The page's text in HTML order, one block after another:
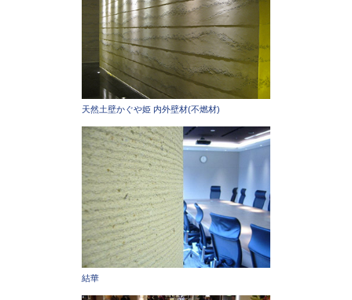
天然土壁かぐや姫 内外壁材(不燃材)
結華